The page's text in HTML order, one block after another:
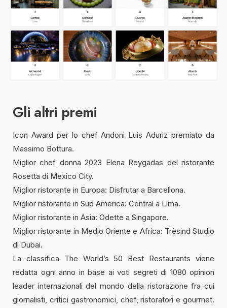
Gli altri premi
Icon Award per lo chef Andoni Luis Aduriz premiato da
Massimo Bottura.
Miglior chef donna 2023 Elena Reygadas del ristorante
Rosetta di Mexico City.
Miglior ristorante in Europa: Disfrutar a Barcellona.
Miglior ristorante in Sud America: Central a Lima.
Miglior ristorante in Asia: Odette a Singapore.
Miglior ristorante in Medio Oriente e Africa: Trèsind Studio
di Dubai.
La classifica The World’s 50 Best Restaurants viene
redatta ogni anno in base ai voti segreti di 1080 opinion
leader internazionali del mondo della ristorazione fra cui
giornalisti, critici gastronomici, chef, ristoratori e gourmet.